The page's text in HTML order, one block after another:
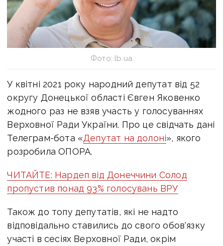
Фото: lb.ua
У квітні 2021 року народний депутат від 52
округу Донецької області Євген Яковенко
жодного раз не взяв участь у голосуваннях
Верховної Ради України. Про це свідчать дані
Телеграм-бота «Депутат на долоні», якого
розробила ОПОРА.
ЧИТАЙТЕ: Нардеп від Донеччини Солод
пропустив понад 93% голосувань ВРУ
Також до топу депутатів, які не надто
відповідально ставились до свого обов'язку
участі в сесіях Верховної Ради, окрім